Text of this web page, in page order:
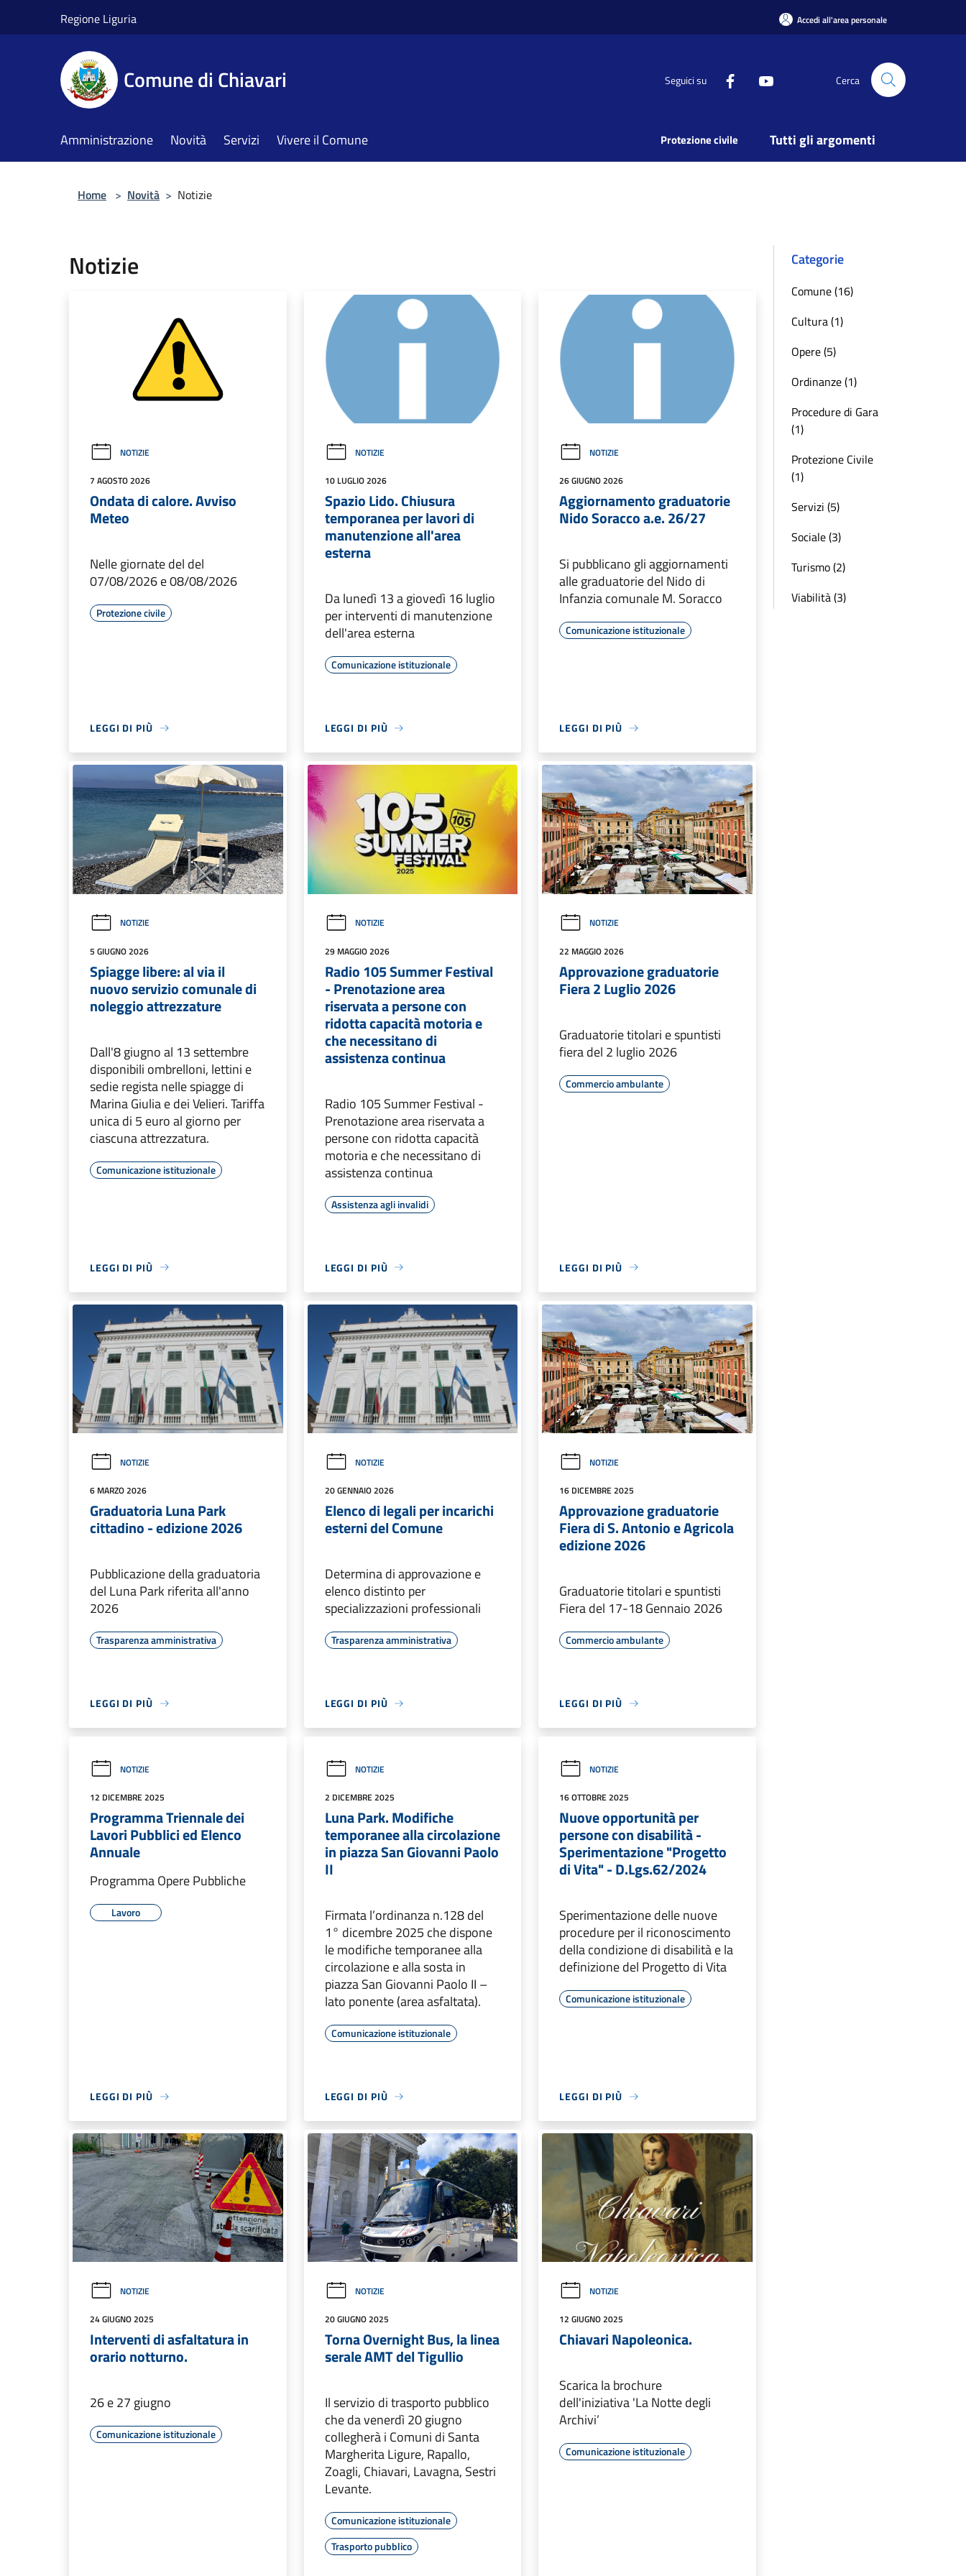
Regione Liguria Accedi all'area personale
Comune di Chiavari Seguici su Cerca
Amministrazione Novità Servizi Vivere il Comune Protezione civile Tutti gli argomenti
Home > Novità > Notizie
Notizie
NOTIZIE
7 AGOSTO 2026
Ondata di calore. Avviso
Meteo
Nelle giornate del del
07/08/2026 e 08/08/2026
Protezione civile
LEGGI DI PIÙ
NOTIZIE
10 LUGLIO 2026
Spazio Lido. Chiusura
temporanea per lavori di
manutenzione all'area
esterna
Da lunedì 13 a giovedì 16 luglio
per interventi di manutenzione
dell'area esterna
Comunicazione istituzionale
LEGGI DI PIÙ
NOTIZIE
26 GIUGNO 2026
Aggiornamento graduatorie
Nido Soracco a.e. 26/27
Si pubblicano gli aggiornamenti
alle graduatorie del Nido di
Infanzia comunale M. Soracco
Comunicazione istituzionale
LEGGI DI PIÙ
NOTIZIE
5 GIUGNO 2026
Spiagge libere: al via il
nuovo servizio comunale di
noleggio attrezzature
Dall'8 giugno al 13 settembre
disponibili ombrelloni, lettini e
sedie regista nelle spiagge di
Marina Giulia e dei Velieri. Tariffa
unica di 5 euro al giorno per
ciascuna attrezzatura.
Comunicazione istituzionale
LEGGI DI PIÙ
NOTIZIE
29 MAGGIO 2026
Radio 105 Summer Festival
- Prenotazione area
riservata a persone con
ridotta capacità motoria e
che necessitano di
assistenza continua
Radio 105 Summer Festival -
Prenotazione area riservata a
persone con ridotta capacità
motoria e che necessitano di
assistenza continua
Assistenza agli invalidi
LEGGI DI PIÙ
NOTIZIE
22 MAGGIO 2026
Approvazione graduatorie
Fiera 2 Luglio 2026
Graduatorie titolari e spuntisti
fiera del 2 luglio 2026
Commercio ambulante
LEGGI DI PIÙ
NOTIZIE
6 MARZO 2026
Graduatoria Luna Park
cittadino - edizione 2026
Pubblicazione della graduatoria
del Luna Park riferita all'anno
2026
Trasparenza amministrativa
LEGGI DI PIÙ
NOTIZIE
20 GENNAIO 2026
Elenco di legali per incarichi
esterni del Comune
Determina di approvazione e
elenco distinto per
specializzazioni professionali
Trasparenza amministrativa
LEGGI DI PIÙ
NOTIZIE
16 DICEMBRE 2025
Approvazione graduatorie
Fiera di S. Antonio e Agricola
edizione 2026
Graduatorie titolari e spuntisti
Fiera del 17-18 Gennaio 2026
Commercio ambulante
LEGGI DI PIÙ
NOTIZIE
12 DICEMBRE 2025
Programma Triennale dei
Lavori Pubblici ed Elenco
Annuale
Programma Opere Pubbliche
Lavoro
LEGGI DI PIÙ
NOTIZIE
2 DICEMBRE 2025
Luna Park. Modifiche
temporanee alla circolazione
in piazza San Giovanni Paolo
II
Firmata l’ordinanza n.128 del
1° dicembre 2025 che dispone
le modifiche temporanee alla
circolazione e alla sosta in
piazza San Giovanni Paolo II –
lato ponente (area asfaltata).
Comunicazione istituzionale
LEGGI DI PIÙ
NOTIZIE
16 OTTOBRE 2025
Nuove opportunità per
persone con disabilità -
Sperimentazione "Progetto
di Vita" - D.Lgs.62/2024
Sperimentazione delle nuove
procedure per il riconoscimento
della condizione di disabilità e la
definizione del Progetto di Vita
Comunicazione istituzionale
LEGGI DI PIÙ
NOTIZIE
24 GIUGNO 2025
Interventi di asfaltatura in
orario notturno.
26 e 27 giugno
Comunicazione istituzionale
NOTIZIE
20 GIUGNO 2025
Torna Overnight Bus, la linea
serale AMT del Tigullio
Il servizio di trasporto pubblico
che da venerdì 20 giugno
collegherà i Comuni di Santa
Margherita Ligure, Rapallo,
Zoagli, Chiavari, Lavagna, Sestri
Levante.
Comunicazione istituzionale
Trasporto pubblico
NOTIZIE
12 GIUGNO 2025
Chiavari Napoleonica.
Scarica la brochure
dell'iniziativa 'La Notte degli
Archivi’
Comunicazione istituzionale
Categorie
Comune (16)
Cultura (1)
Opere (5)
Ordinanze (1)
Procedure di Gara
(1)
Protezione Civile
(1)
Servizi (5)
Sociale (3)
Turismo (2)
Viabilità (3)